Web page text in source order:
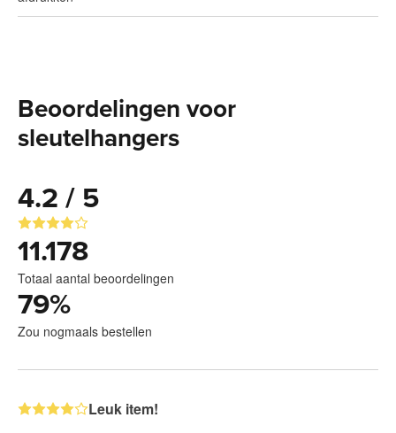
Beoordelingen voor
sleutelhangers
4.2 / 5
11.178
Totaal aantal beoordelingen
79%
Zou nogmaals bestellen
Leuk item!